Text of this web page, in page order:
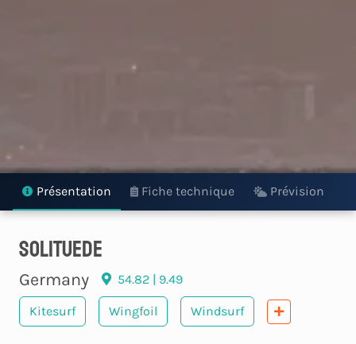
Présentation Fiche technique Prévision
solituede
Germany 54.82 | 9.49
Kitesurf Wingfoil Windsurf